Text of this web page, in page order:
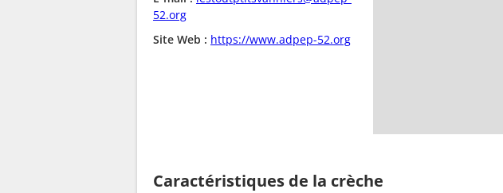
52.org
Site Web : https://www.adpep-52.org
Caractéristiques de la crèche